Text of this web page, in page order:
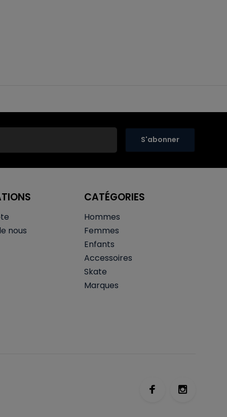
S'abonner
nous
CATÉGORIES
Hommes
Femmes
Enfants
Accessoires
Skate
Marques